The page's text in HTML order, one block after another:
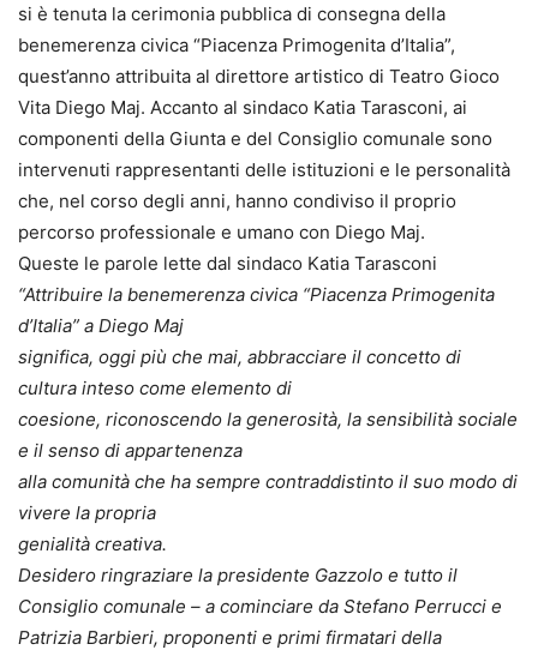
si è tenuta la cerimonia pubblica di consegna della
benemerenza civica “Piacenza Primogenita d’Italia”,
quest’anno attribuita al direttore artistico di Teatro Gioco
Vita Diego Maj. Accanto al sindaco Katia Tarasconi, ai
componenti della Giunta e del Consiglio comunale sono
intervenuti rappresentanti delle istituzioni e le personalità
che, nel corso degli anni, hanno condiviso il proprio
percorso professionale e umano con Diego Maj.
Queste le parole lette dal sindaco Katia Tarasconi
“Attribuire la benemerenza civica “Piacenza Primogenita
d’Italia” a Diego Maj
significa, oggi più che mai, abbracciare il concetto di
cultura inteso come elemento di
coesione, riconoscendo la generosità, la sensibilità sociale
e il senso di appartenenza
alla comunità che ha sempre contraddistinto il suo modo di
vivere la propria
genialità creativa.
Desidero ringraziare la presidente Gazzolo e tutto il
Consiglio comunale – a cominciare da Stefano Perrucci e
Patrizia Barbieri, proponenti e primi firmatari della